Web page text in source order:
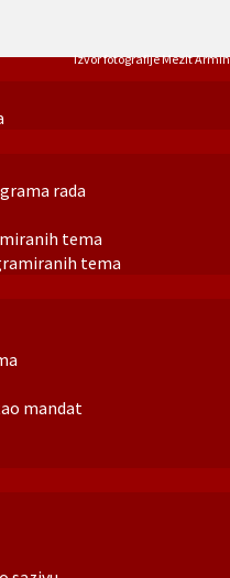
rada
tema
tema
mandat
Izvor fotografije Mezit Armin